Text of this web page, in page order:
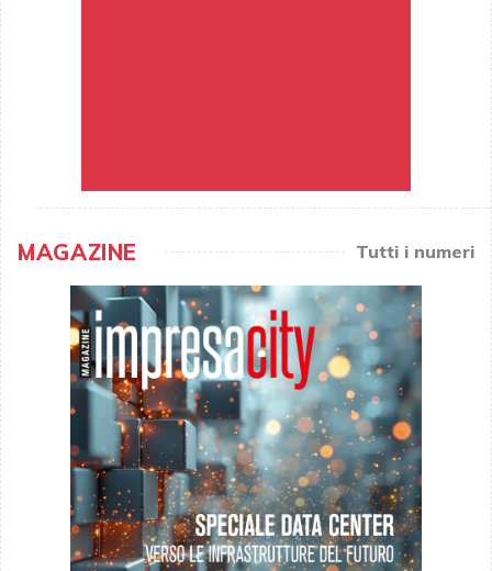
MAGAZINE Tutti i numeri